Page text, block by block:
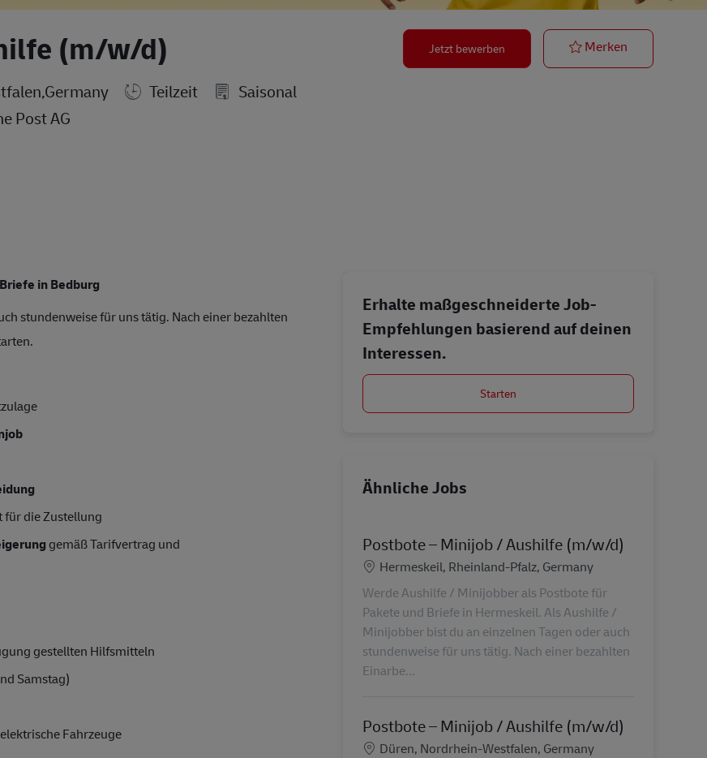
(m/w/d)
Teilzeit
Saisonal
Post AG
Jetzt bewerben Merken
in Bedburg
stundenweise für uns tätig. Nach einer bezahlten
für die Zustellung
gemäß Tarifvertrag und
gestellten Hilfsmitteln
Samstag)
Fahrzeuge
Erhalte maßgeschneiderte Job-
Empfehlungen basierend auf deinen
Interessen.
Starten
Ähnliche Jobs
Postbote – Minijob / Aushilfe (m/w/d)
Standort
Hermeskeil, Rheinland-Pfalz, Germany
Werde Aushilfe / Minijobber als Postbote für
Pakete und Briefe in Hermeskeil. Als Aushilfe /
Minijobber bist du an einzelnen Tagen oder auch
stundenweise für uns tätig. Nach einer bezahlten
Einarbe...
Postbote – Minijob / Aushilfe (m/w/d)
Standort
Düren, Nordrhein-Westfalen, Germany